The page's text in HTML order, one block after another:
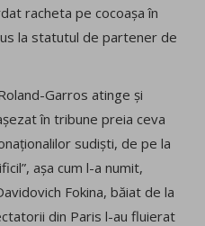
racheta pe cocoașa în
la statutul de partener de
Garros atinge și
în tribune preia ceva
sudiști, de pe la
așa cum l-a numit,
Fokina, băiat de la
din Paris l-au fluierat